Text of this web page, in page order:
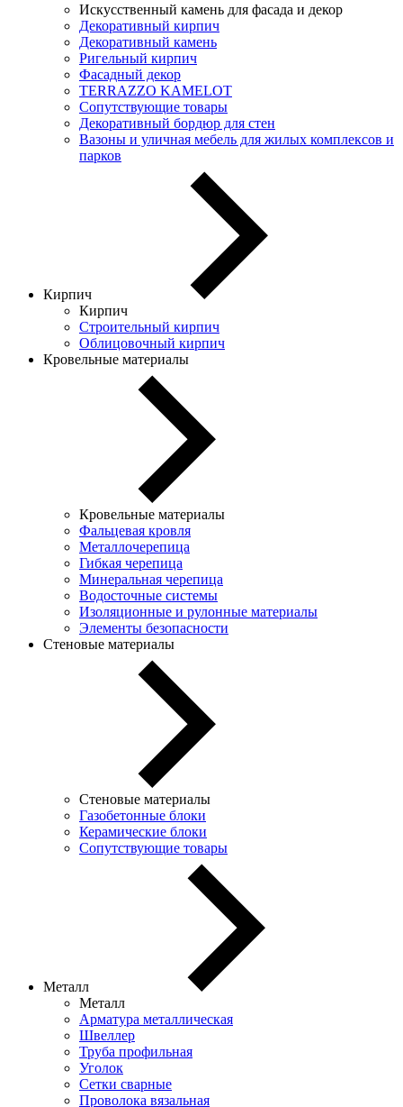
Искусственный камень для фасада и декор
Декоративный кирпич
Декоративный камень
Ригельный кирпич
Фасадный декор
TERRAZZO KAMELOT
Сопутствующие товары
Декоративный бордюр для стен
Вазоны и уличная мебель для жилых комплексов и
парков
Кирпич
Кирпич
Строительный кирпич
Облицовочный кирпич
Кровельные материалы
Кровельные материалы
Фальцевая кровля
Металлочерепица
Гибкая черепица
Минеральная черепица
Водосточные системы
Изоляционные и рулонные материалы
Элементы безопасности
Стеновые материалы
Стеновые материалы
Газобетонные блоки
Керамические блоки
Сопутствующие товары
Металл
Металл
Арматура металлическая
Швеллер
Труба профильная
Уголок
Сетки сварные
Проволока вязальная